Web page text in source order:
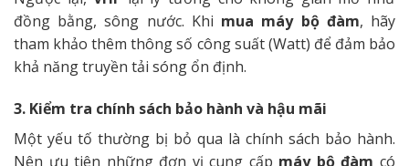
đồng bằng, sông nước. Khi mua máy bộ đàm, hãy
tham khảo thêm thông số công suất (Watt) để đảm bảo
khả năng truyền tải sóng ổn định.
3. Kiểm tra chính sách bảo hành và hậu mãi
Một yếu tố thường bị bỏ qua là chính sách bảo hành.
Nên ưu tiên những đơn vị cung cấp máy bộ đàm có